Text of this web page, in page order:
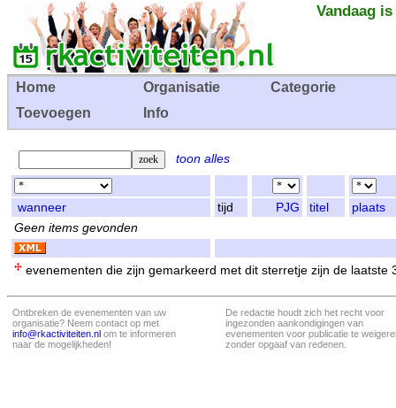
Vandaag
Home Organisatie
Categorie
Toevoegen
Info
toon alles
wanneer tijd PJG titel
plaats
Geen items gevonden
evenementen die zijn gemarkeerd met dit sterretje zijn de laatste
Ontbreken de evenementen van uw
organisatie? Neem contact op met
info@rkactiviteiten.nl om te informeren
naar de mogelijkheden!
De redactie houdt zich het recht voor
ingezonden aankondigingen van
evenementen voor publicatie te
zonder opgaaf van redenen.